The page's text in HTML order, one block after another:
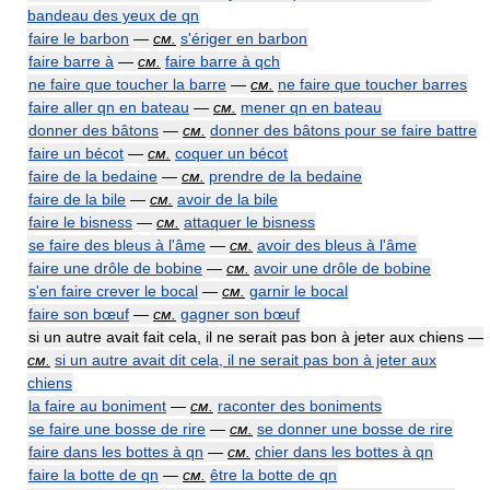
bandeau des yeux de qn
faire le barbon — см. s'ériger en barbon
faire barre à — см. faire barre à qch
ne faire que toucher la barre — см. ne faire que toucher barres
faire aller qn en bateau — см. mener qn en bateau
donner des bâtons — см. donner des bâtons pour se faire battre
faire un bécot — см. coquer un bécot
faire de la bedaine — см. prendre de la bedaine
faire de la bile — см. avoir de la bile
faire le bisness — см. attaquer le bisness
se faire des bleus à l'âme — см. avoir des bleus à l'âme
faire une drôle de bobine — см. avoir une drôle de bobine
s'en faire crever le bocal — см. garnir le bocal
faire son bœuf — см. gagner son bœuf
si un autre avait fait cela, il ne serait pas bon à jeter aux chiens —
см. si un autre avait dit cela, il ne serait pas bon à jeter aux
chiens
la faire au boniment — см. raconter des boniments
se faire une bosse de rire — см. se donner une bosse de rire
faire dans les bottes à qn — см. chier dans les bottes à qn
faire la botte de qn — см. être la botte de qn